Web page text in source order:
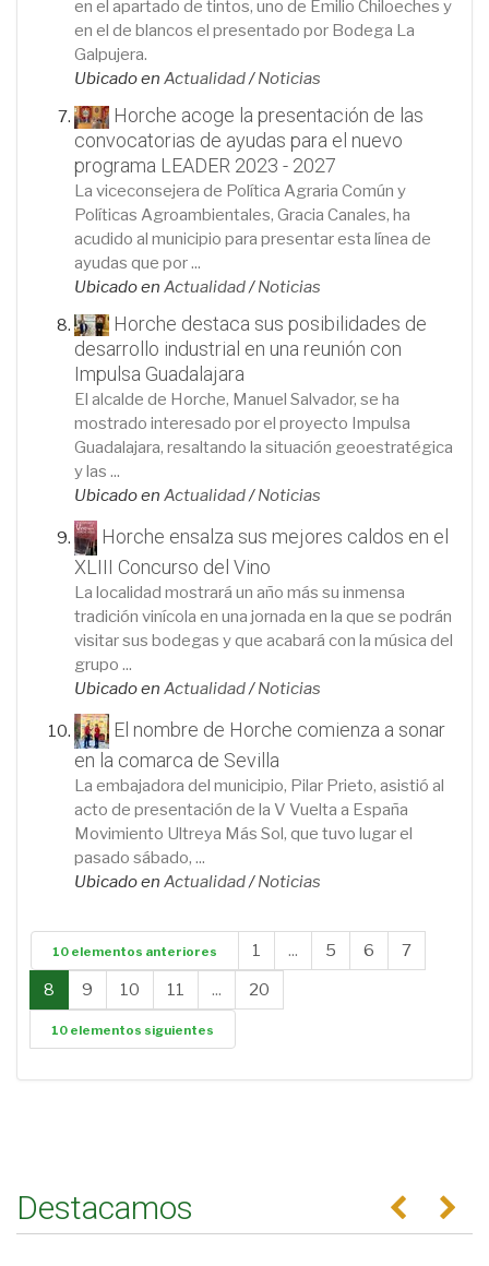
en el apartado de tintos, uno de Emilio Chiloeches y
en el de blancos el presentado por Bodega La
Galpujera.
Ubicado en Actualidad/Noticias
Horche acoge la presentación de las
convocatorias de ayudas para el nuevo
programa LEADER 2023 - 2027
La viceconsejera de Política Agraria Común y
Políticas Agroambientales, Gracia Canales, ha
acudido al municipio para presentar esta línea de
ayudas que por ...
Ubicado en Actualidad/Noticias
Horche destaca sus posibilidades de
desarrollo industrial en una reunión con
Impulsa Guadalajara
El alcalde de Horche, Manuel Salvador, se ha
mostrado interesado por el proyecto Impulsa
Guadalajara, resaltando la situación geoestratégica
y las ...
Ubicado en Actualidad/Noticias
Horche ensalza sus mejores caldos en el
XLIII Concurso del Vino
La localidad mostrará un año más su inmensa
tradición vinícola en una jornada en la que se podrán
visitar sus bodegas y que acabará con la música del
grupo ...
Ubicado en Actualidad/Noticias
El nombre de Horche comienza a sonar
en la comarca de Sevilla
La embajadora del municipio, Pilar Prieto, asistió al
acto de presentación de la V Vuelta a España
Movimiento Ultreya Más Sol, que tuvo lugar el
pasado sábado, ...
Ubicado en Actualidad/Noticias
10 elementos anteriores 1 ... 5 6
7
8
9 10 11 ... 20
10 elementos siguientes
Destacamos Anterior